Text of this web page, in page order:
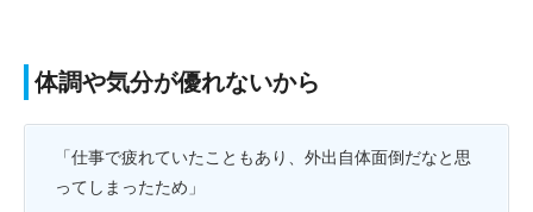
体調や気分が優れないから
「仕事で疲れていたこともあり、外出自体面倒だなと思
ってしまったため」